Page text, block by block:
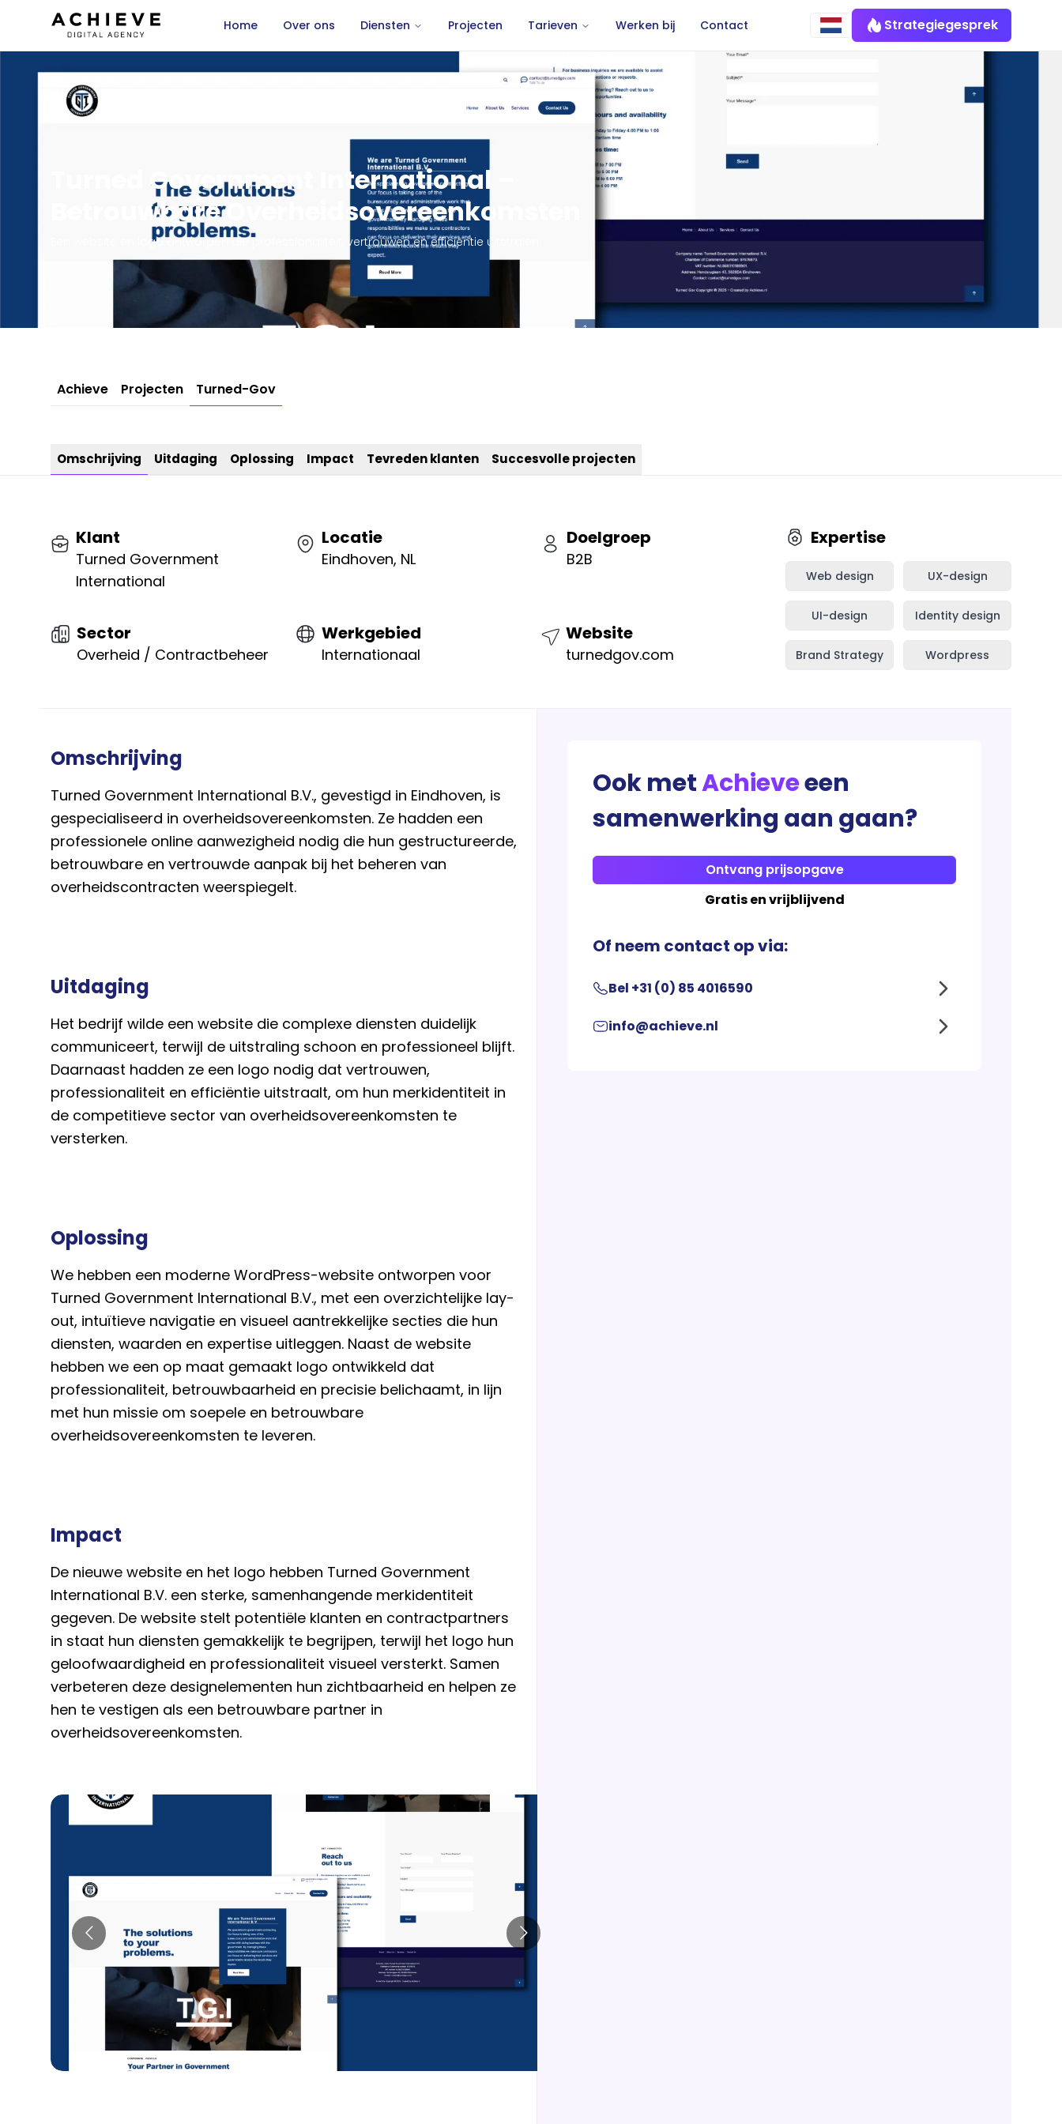
Home Over ons Diensten Projecten Tarieven Werken bij Contact Strategiegesprek
Turned Government International –
Betrouwbare Overheidsovereenkomsten
Een website en logo ontworpen die professionaliteit, vertrouwen en efficiëntie uitstralen.
Achieve Projecten Turned-Gov
Omschrijving Uitdaging Oplossing Impact Tevreden klanten Succesvolle projecten
Klant
Turned Government
International
Locatie
Eindhoven, NL
Doelgroep
B2B
Sector
Overheid / Contractbeheer
Werkgebied
Internationaal
Website
turnedgov.com
Expertise
Web design UX-design
UI-design Identity design
Brand Strategy Wordpress
Omschrijving
Turned Government International B.V., gevestigd in Eindhoven, is
gespecialiseerd in overheidsovereenkomsten. Ze hadden een
professionele online aanwezigheid nodig die hun gestructureerde,
betrouwbare en vertrouwde aanpak bij het beheren van
overheidscontracten weerspiegelt.
Uitdaging
Het bedrijf wilde een website die complexe diensten duidelijk
communiceert, terwijl de uitstraling schoon en professioneel blijft.
Daarnaast hadden ze een logo nodig dat vertrouwen,
professionaliteit en efficiëntie uitstraalt, om hun merkidentiteit in
de competitieve sector van overheidsovereenkomsten te
versterken.
Oplossing
We hebben een moderne WordPress-website ontworpen voor
Turned Government International B.V., met een overzichtelijke lay-
out, intuïtieve navigatie en visueel aantrekkelijke secties die hun
diensten, waarden en expertise uitleggen. Naast de website
hebben we een op maat gemaakt logo ontwikkeld dat
professionaliteit, betrouwbaarheid en precisie belichaamt, in lijn
met hun missie om soepele en betrouwbare
overheidsovereenkomsten te leveren.
Impact
De nieuwe website en het logo hebben Turned Government
International B.V. een sterke, samenhangende merkidentiteit
gegeven. De website stelt potentiële klanten en contractpartners
in staat hun diensten gemakkelijk te begrijpen, terwijl het logo hun
geloofwaardigheid en professionaliteit visueel versterkt. Samen
verbeteren deze designelementen hun zichtbaarheid en helpen ze
hen te vestigen als een betrouwbare partner in
overheidsovereenkomsten.
Ook metAchieveeen
samenwerking aan gaan?
Ontvang prijsopgave
Gratis en vrijblijvend
Of neem contact op via:
Bel +31 (0) 85 4016590
info@achieve.nl